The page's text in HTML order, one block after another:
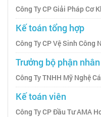
Công Ty CP Giải Pháp Cơ
Kế toán tổng hợp
Công Ty CP Vệ Sinh Công
Trưởng bộ phận
Công Ty TNHH Mỹ Nghệ
Kế toán viên
Công Ty CP Đầu Tư AMA